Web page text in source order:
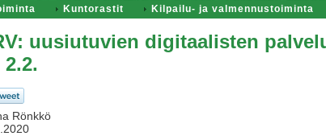
Kuntorastit Kilpailu- ja valmennustoiminta
uusiutuvien digitaalisten
Rönkkö